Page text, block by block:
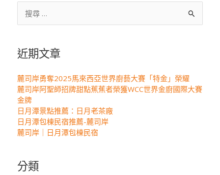
尋
鍵
字:
近期文章
麓司岸勇奪2025馬來西亞世界廚藝大賽「特金」榮耀
麓司岸阿聖師招牌甜點蕉蕉者榮獲WCC世界金廚國際大賽
金牌
日月潭景點推薦：日月老茶廠
日月潭包棟民宿推薦-麓司岸
麓司岸｜日月潭包棟民宿
分類